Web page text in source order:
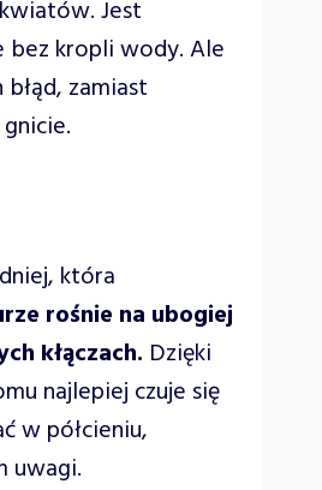
Jest
kropli wody. Ale
zamiast
która
rośnie na ubogiej
kłączach. Dzięki
najlepiej czuje się
w półcieniu,
uwagi.